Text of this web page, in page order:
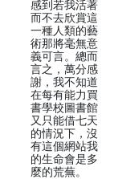
感到若我活著
而不去欣賞這
一種人類的藝
術那將毫無意
義可言。總而
言之，萬分感
謝，我不知道
在每有能力買
書學校圖書館
又只能借七天
的情況下，沒
有這個網站我
的生命會是多
麼的荒蕪。